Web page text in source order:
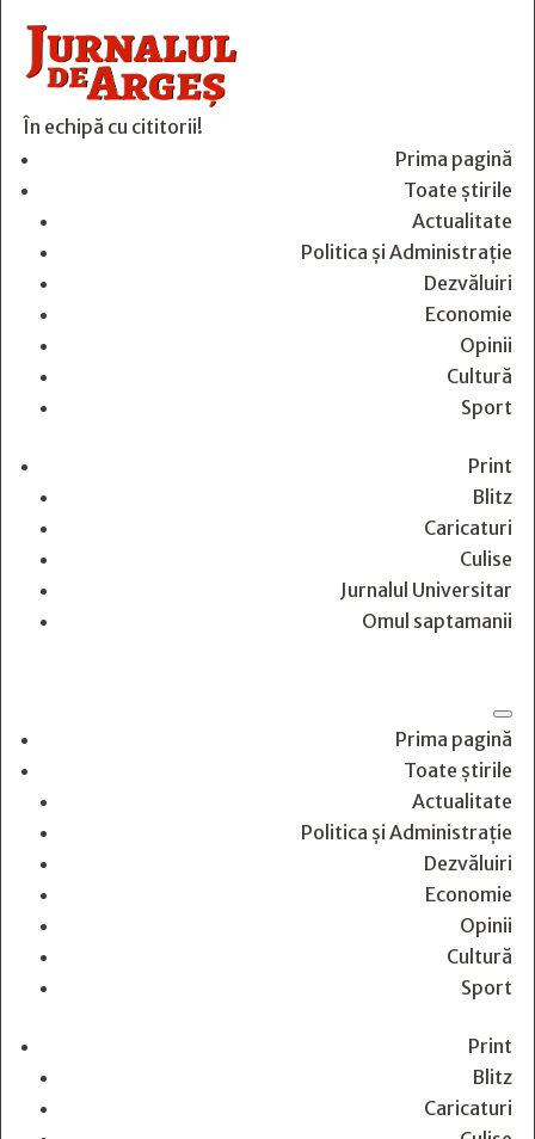
În echipă cu cititorii!
Prima pagină
Toate știrile
Actualitate
Politica și Administrație
Dezvăluiri
Economie
Opinii
Cultură
Sport
Print
Blitz
Caricaturi
Culise
Jurnalul Universitar
Omul saptamanii
Prima pagină
Toate știrile
Actualitate
Politica și Administrație
Dezvăluiri
Economie
Opinii
Cultură
Sport
Print
Blitz
Caricaturi